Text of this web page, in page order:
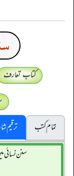
کتاب تعارف
تمام کتب
ترقیم
سنن نسائی